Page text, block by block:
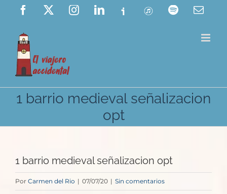
Saltar
contenido
Facebook InstagramLinkedIn
Ivoox ITunes Spotify
1 barrio medieval señalizacion
opt
1 barrio medieval señalizacion opt
Por Carmen del Rio | 07/07/20 | Sin comentarios